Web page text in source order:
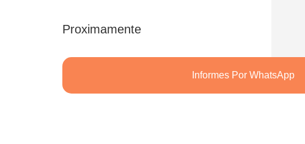
Proximamente
Informes Por WhatsApp